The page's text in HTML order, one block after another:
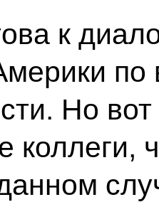
к
по
Но
коллеги,